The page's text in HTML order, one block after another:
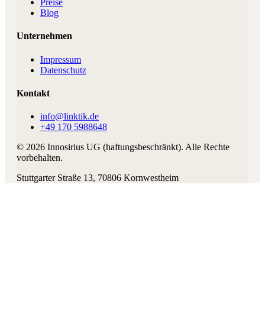
Preise
Blog
Unternehmen
Impressum
Datenschutz
Kontakt
info@linktik.de
+49 170 5988648
© 2026 Innosirius UG (haftungsbeschränkt). Alle Rechte
vorbehalten.
Stuttgarter Straße 13, 70806 Kornwestheim